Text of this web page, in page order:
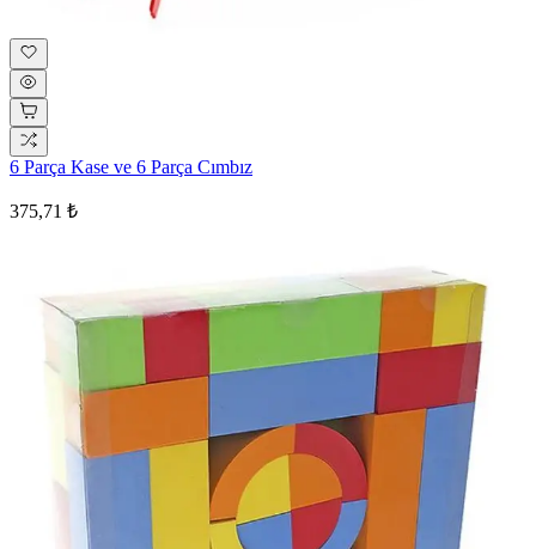
6 Parça Kase ve 6 Parça Cımbız
375,71 ₺